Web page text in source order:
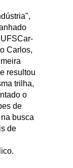
Carlos,
resultou
trilha,
o
de
busca
de